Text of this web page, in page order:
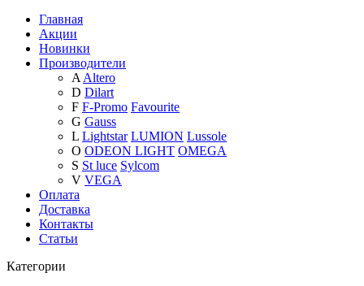
Главная
Акции
Новинки
Производители
AAltero
D Dilart
F F-Promo Favourite
G Gauss
L Lightstar LUMION Lussole
O ODEON LIGHT OMEGA
S St luce Sylcom
V VEGA
Оплата
Доставка
Контакты
Статьи
Категории